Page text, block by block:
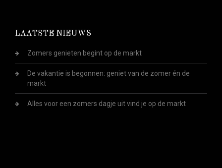
LAATSTE NIEUWS
Zomers genieten begint op de markt
De vakantie is begonnen: geniet van de zomer én de
markt
Alles voor een zomers dagje uit vind je op de markt